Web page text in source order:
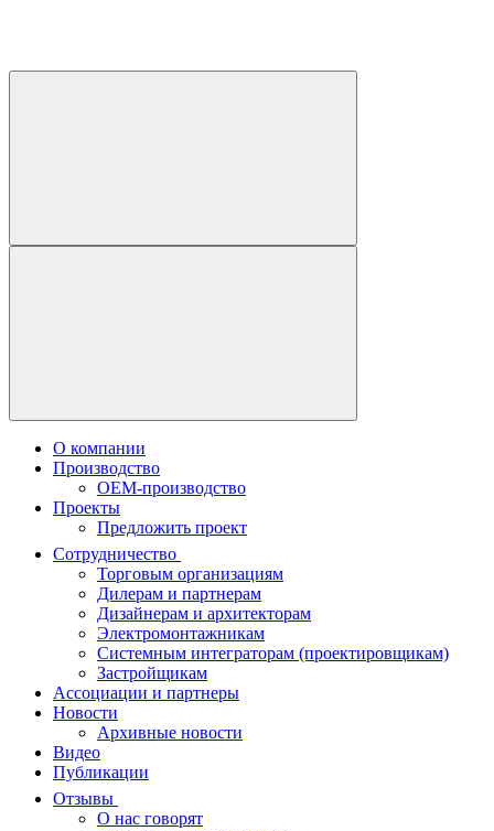
О компании
Производство
OEM-производство
Проекты
Предложить проект
Сотрудничество
Торговым организациям
Дилерам и партнерам
Дизайнерам и архитекторам
Электромонтажникам
Системным интеграторам (проектировщикам)
Застройщикам
Ассоциации и партнеры
Новости
Архивные новости
Видео
Публикации
Отзывы
О нас говорят